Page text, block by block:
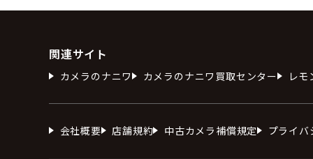
関連サイト
カメラのナニワ カメラのナニワ買取センター レモ
会社概要 店舗規約 中古カメラ補償規定 プライ